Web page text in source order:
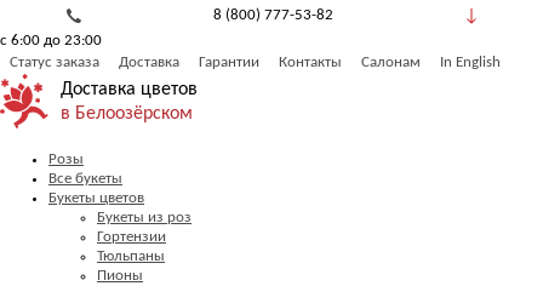
8 (800) 777-53-82
с 6:00 до 23:00
Статус заказа
Доставка Гарантии Контакты Салонам In English
Доставка цветов
в Белоозёрском
Розы
Все букеты
Букеты цветов
Букеты из роз
Гортензии
Тюльпаны
Пионы